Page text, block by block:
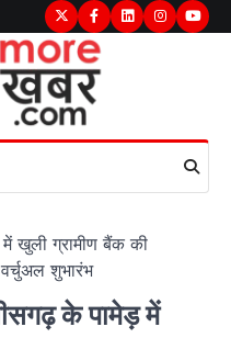
TwitterFacebook
LinkedInInstagram
खुली ग्रामीण बैंक की
शुभारंभ
के पामेड़ में